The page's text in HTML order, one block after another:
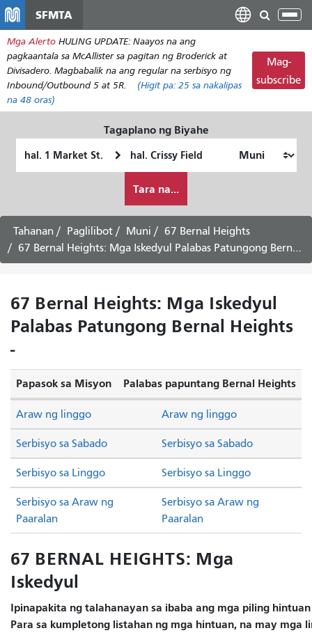
pangunahing
nilalaman
SFMTA
I-
ang
Mga Alerto HULING UPDATE: Naayos na ang
pagkaantala sa McAllister sa pagitan ng Broderick at
Divisadero. Magbabalik na ang regular na serbisyo ng
Inbound/Outbound 5 at 5R.
(Higit pa: 25 sa nakalipas
na 48 oras)
Mag-
subscribe
Tagaplano ng Biyahe
ko
gustong
maglakbay
Tara na...
Tahanan Paglilibot Muni
67 Bernal Heights
67 Bernal Heights: Mga Iskedyul Palabas Patungong Bernal Heights -
67 Bernal Heights: Mga Iskedyul
Palabas Patungong Bernal Heights
-
Papasok sa Misyon Palabas papuntang Bernal Heights
Serbisyo sa Sabado Serbisyo sa Sabado
Serbisyo sa Linggo Serbisyo sa Linggo
Araw ng linggo Araw ng linggo
Serbisyo sa Araw ng
Paaralan
Serbisyo sa Araw ng
Paaralan
67 BERNAL HEIGHTS: Mga
Iskedyul
Ipinapakita ng talahanayan sa ibaba ang mga piling
Para sa kumpletong listahan ng mga hintuan, na may mga